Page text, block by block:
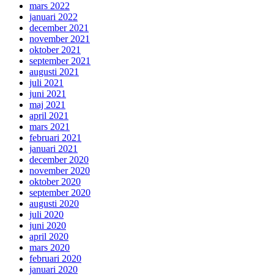
mars 2022
januari 2022
december 2021
november 2021
oktober 2021
september 2021
augusti 2021
juli 2021
juni 2021
maj 2021
april 2021
mars 2021
februari 2021
januari 2021
december 2020
november 2020
oktober 2020
september 2020
augusti 2020
juli 2020
juni 2020
april 2020
mars 2020
februari 2020
januari 2020